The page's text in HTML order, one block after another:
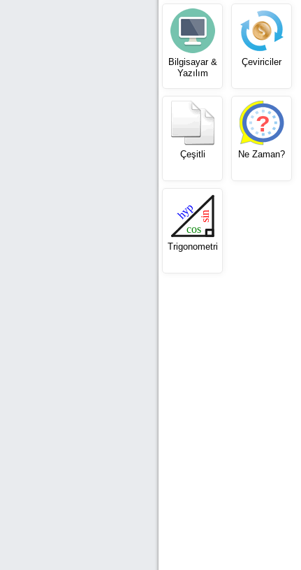
Bilgisayar &
Yazılım
Çeviriciler
Çeşitli Ne Zaman?
Trigonometri